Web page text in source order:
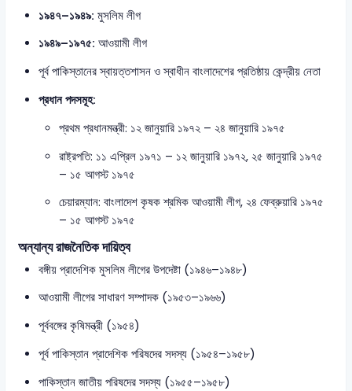
১৯৪৭–১৯৪৯: মুসলিম লীগ
১৯৪৯–১৯৭৫: আওয়ামী লীগ
পূর্ব পাকিস্তানের স্বায়ত্তশাসন ও স্বাধীন বাংলাদেশের প্রতিষ্ঠায় কেন্দ্রীয় নেতা
প্রধান পদসমূহ:
প্রথম প্রধানমন্ত্রী: ১২ জানুয়ারি ১৯৭২ – ২৪ জানুয়ারি ১৯৭৫
রাষ্ট্রপতি: ১১ এপ্রিল ১৯৭১ – ১২ জানুয়ারি ১৯৭২, ২৫ জানুয়ারি ১৯৭৫
– ১৫ আগস্ট ১৯৭৫
চেয়ারম্যান: বাংলাদেশ কৃষক শ্রমিক আওয়ামী লীগ, ২৪ ফেব্রুয়ারি ১৯৭৫
– ১৫ আগস্ট ১৯৭৫
অন্যান্য রাজনৈতিক দায়িত্ব
বঙ্গীয় প্রাদেশিক মুসলিম লীগের উপদেষ্টা (১৯৪৬–১৯৪৮)
আওয়ামী লীগের সাধারণ সম্পাদক (১৯৫৩–১৯৬৬)
পূর্ববঙ্গের কৃষিমন্ত্রী (১৯৫৪)
পূর্ব পাকিস্তান প্রাদেশিক পরিষদের সদস্য (১৯৫৪–১৯৫৮)
পাকিস্তান জাতীয় পরিষদের সদস্য (১৯৫৫–১৯৫৮)